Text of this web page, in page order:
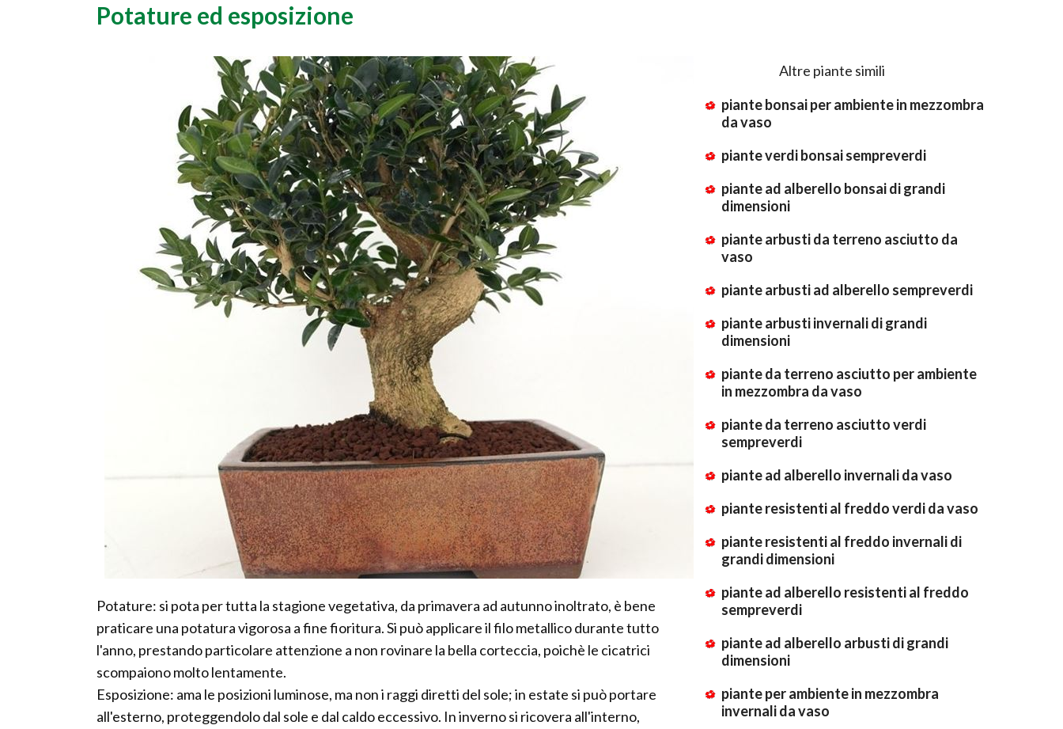
Potature ed esposizione
Potature: si pota per tutta la stagione vegetativa, da primavera ad autunno inoltrato, è bene
praticare una potatura vigorosa a fine fioritura. Si può applicare il filo metallico durante tutto
l'anno, prestando particolare attenzione a non rovinare la bella corteccia, poichè le cicatrici
scompaiono molto lentamente.
Esposizione: ama le posizioni luminose, ma non i raggi diretti del sole; in estate si può portare
all'esterno, proteggendolo dal sole e dal caldo eccessivo. In inverno si ricovera all'interno,
Altre piante simili
piante bonsai per ambiente in mezzombra
da vaso
piante verdi bonsai sempreverdi
piante ad alberello bonsai di grandi
dimensioni
piante arbusti da terreno asciutto da
vaso
piante arbusti ad alberello sempreverdi
piante arbusti invernali di grandi
dimensioni
piante da terreno asciutto per ambiente
in mezzombra da vaso
piante da terreno asciutto verdi
sempreverdi
piante ad alberello invernali da vaso
piante resistenti al freddo verdi da vaso
piante resistenti al freddo invernali di
grandi dimensioni
piante ad alberello resistenti al freddo
sempreverdi
piante ad alberello arbusti di grandi
dimensioni
piante per ambiente in mezzombra
invernali da vaso